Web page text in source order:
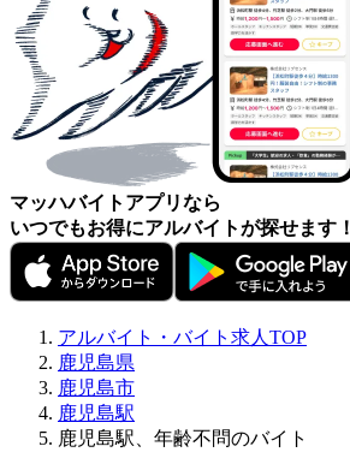
マッハバイトアプリなら
いつでもお得にアルバイトが探せます！
アルバイト・バイト求人TOP
鹿児島県
鹿児島市
鹿児島駅
鹿児島駅、年齢不問のバイト